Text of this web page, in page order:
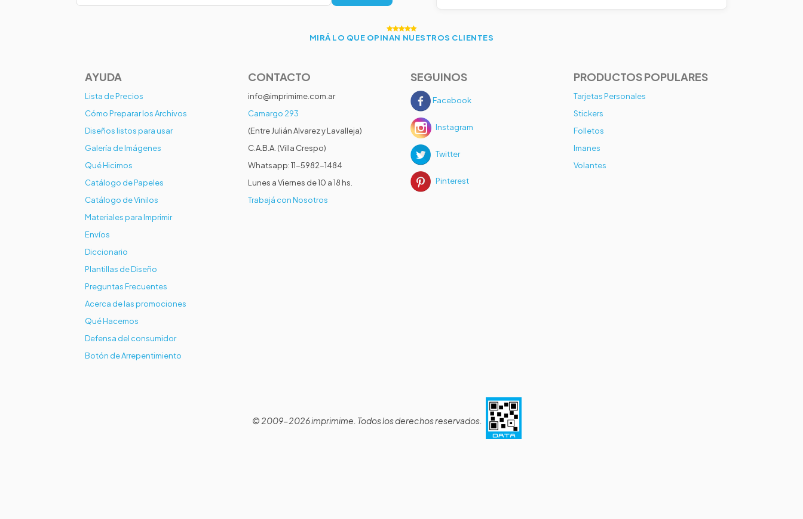
MIRÁ LO QUE OPINAN NUESTROS CLIENTES
AYUDA
Lista de Precios
Cómo Preparar los Archivos
Diseños listos para usar
Galería de Imágenes
Qué Hicimos
Catálogo de Papeles
Catálogo de Vinilos
Materiales para Imprimir
Envíos
Diccionario
Plantillas de Diseño
Preguntas Frecuentes
Acerca de las promociones
Qué Hacemos
Defensa del consumidor
Botón de Arrepentimiento
CONTACTO
info@imprimime.com.ar
Camargo 293
(Entre Julián Alvarez y Lavalleja)
C.A.B.A. (Villa Crespo)
Whatsapp: 11-5982-1484
Lunes a Viernes de 10 a 18 hs.
Trabajá con Nosotros
SEGUINOS
Facebook
Instagram
Twitter
Pinterest
PRODUCTOS POPULARES
Tarjetas Personales
Stickers
Folletos
Imanes
Volantes
© 2009-2026 imprimime. Todos los derechos reservados.